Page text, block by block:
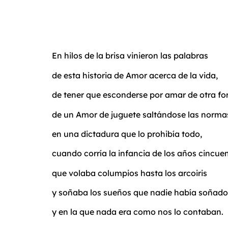
En hilos de la brisa vinieron las palabras
de esta historia de Amor acerca de la vida,
de tener que esconderse por amar de otra
de un Amor de juguete saltándose las
en una dictadura que lo prohibía todo,
cuando corría la infancia de los años
que volaba columpios hasta los arcoiris
y soñaba los sueños que nadie había
y en la que nada era como nos lo contaban.